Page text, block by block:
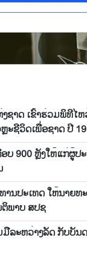
ຊາດ ເຂົ້າ​ຮ່ວມ​ພິ​ທີ​ໄ
ະ​ຊີ​ວິດ​ເພື່ອ​ຊາດ ປີ
ບ 900 ຫຼັງ​ໃຫ້​ແກ່​ຜູ້​ປ
ານ​ປະ​ເທດ ໃຫ້​ນາຍ​
ພາບ ສ​ປ​ຊ
ລະ​ຫວ່າງ​ລັດ ກັບ​ບັນ​